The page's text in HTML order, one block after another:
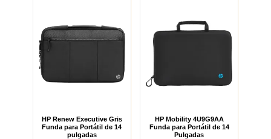
HP Renew Executive Gris
Funda para Portátil de 14
pulgadas
HP Mobility 4U9G9AA
Funda para Portátil de 14
Pulgadas